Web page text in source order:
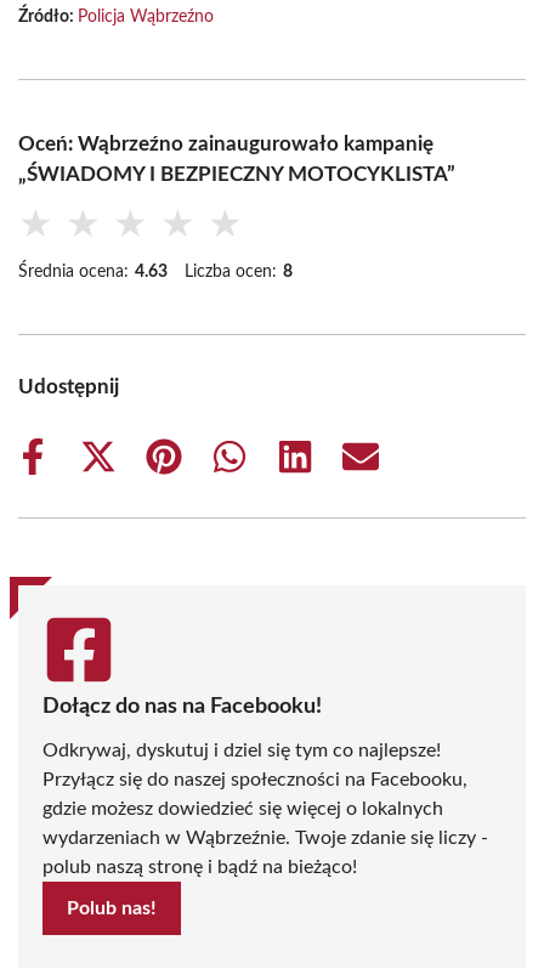
Źródło: Policja Wąbrzeźno
Oceń: Wąbrzeźno zainaugurowało kampanię
„ŚWIADOMY I BEZPIECZNY MOTOCYKLISTA”
★ ★ ★ ★ ★
Średnia ocena: 4.63 Liczba ocen: 8
Udostępnij
Share
Share
(Twitter)
Share
Share
Share
Share
Dołącz do nas na Facebooku!
Odkrywaj, dyskutuj i dziel się tym co najlepsze!
Przyłącz się do naszej społeczności na Facebooku,
gdzie możesz dowiedzieć się więcej o lokalnych
wydarzeniach w Wąbrzeźnie. Twoje zdanie się liczy -
polub naszą stronę i bądź na bieżąco!
Polub nas!